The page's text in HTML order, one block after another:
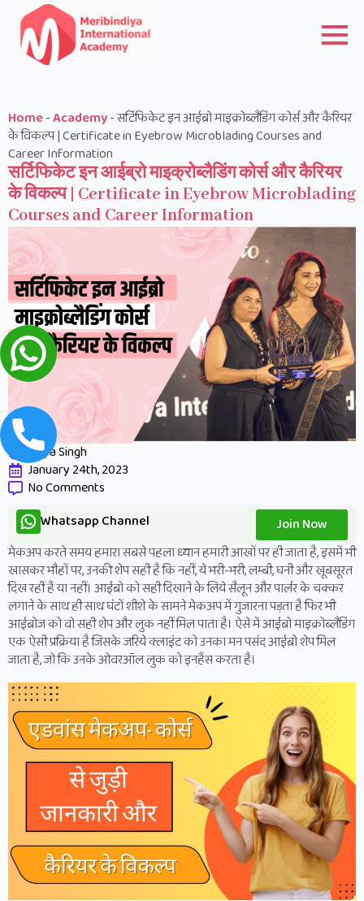
Home-Academy-सर्टिफिकेट इन आईब्रो माइक्रोब्लैडिंग कोर्स और कैरियर
के विकल्प | Certificate in Eyebrow Microblading Courses and
Career Information
सर्टिफिकेट इन आईब्रो माइक्रोब्लैडिंग कोर्स और कैरियर
के विकल्प | Certificate in Eyebrow Microblading
Courses and Career Information
Priya Singh
January 24th, 2023
No Comments
Whatsapp Channel
Join Now
मेकअप करते समय हमारा सबसे पहला ध्यान हमारी आखों पर ही जाता है, इसमें भी
खासकर भौहों पर, उनकी शेप सही है कि नहीं, ये भरी-भरी, लम्बी, घनी और खूबसूरत
दिख रहीं हैं या नहीं। आईब्रो को सही दिखाने के लिये सैलून और पार्लर के चक्कर
लगाने के साथ ही साथ घंटों शीशे के सामने मेकअप में गुजारना पड़ता है फिर भी
आईब्रोज को वो सही शेप और लुक नहीं मिल पाता है। ऐसे में आईब्रो माइक्रोब्लैडिंग
एक ऐसी प्रक्रिया है जिसके जरिये क्लाइंट को उनका मन पसंद आईब्रो शेप मिल
जाता है, जो कि उनके ओवरऑल लुक को इनहैंस करता है।